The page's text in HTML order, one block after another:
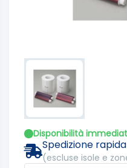
Disponibilità
Spedizione
(escluse isole e